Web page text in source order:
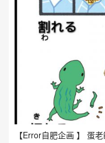
【Error自肥企画 】 蛋